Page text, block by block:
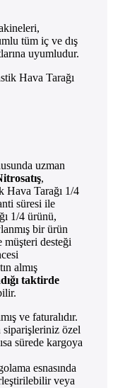
tüm iç ve dış
uyumludur.
Hava Tarağı
uzman
,
Hava Tarağı 1/4
süresi ile
1/4 ürünü,
bir ürün
müşteri desteği
almış
taktirde
ve faturalıdır.
özel
sürede kargoya
esnasında
veya